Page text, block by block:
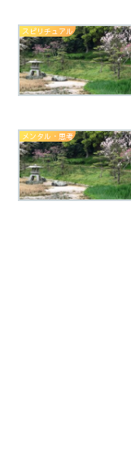
スピリチュアル
メンタル・思考